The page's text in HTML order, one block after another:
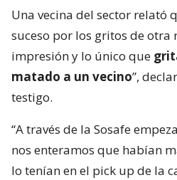
Una vecina del sector relató
suceso por los gritos de otra
impresión y lo único que
matado a un vecino”,
testigo.
“A través de la Sosafe
nos enteramos que habían
lo tenían en el pick up de la